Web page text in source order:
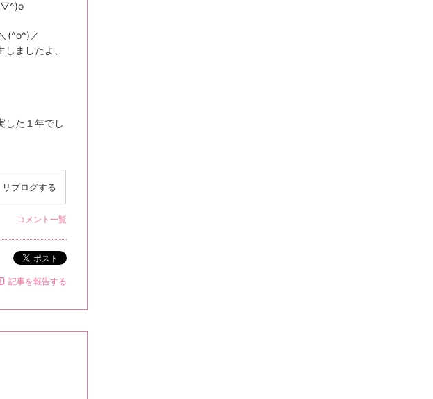
(^o^)／
ましたよ、
した１年でし
リブログする
コメント一覧
ポスト
記事を報告する